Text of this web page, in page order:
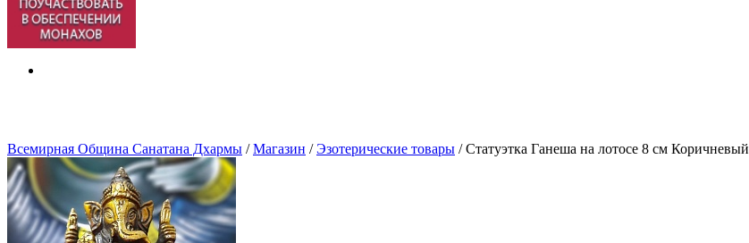
Всемирная Община Санатана Дхармы /Магазин /Эзотерические товары /Статуэтка Ганеша на лотосе 8 см Коричневый